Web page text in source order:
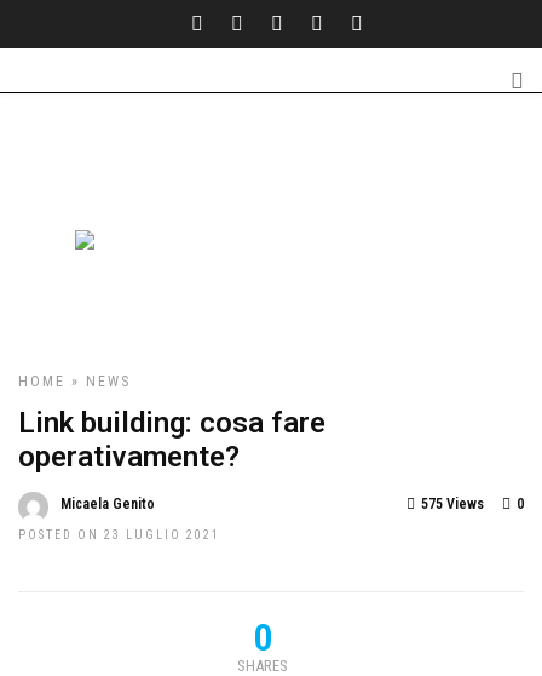
HOME » NEWS
Link building: cosa fare
operativamente?
Micaela Genito
POSTED ON 23 LUGLIO 2021
0
575 Views
0
SHARES